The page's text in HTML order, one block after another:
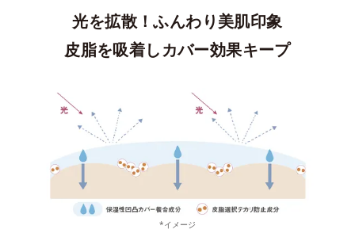
光を拡散！ふんわり美肌印象
皮脂を吸着しカバー効果キープ
*イメージ